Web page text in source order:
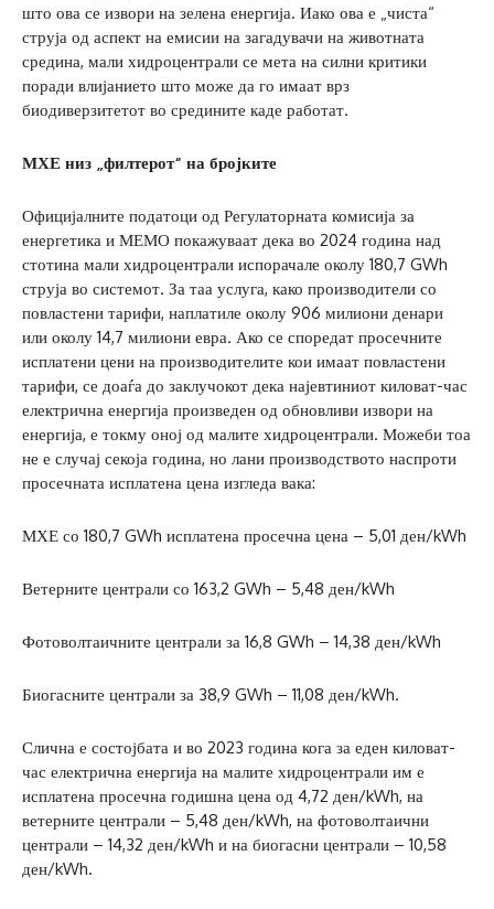
што ова се извори на зелена енергија. Иако ова е „чиста“
струја од аспект на емисии на загадувачи на животната
средина, мали хидроцентрали се мета на силни критики
поради влијанието што може да го имаат врз
биодиверзитетот во средините каде работат.
МХЕ низ „филтерот“ на бројките
Официјалните податоци од Регулаторната комисија за
енергетика и МЕМО покажуваат дека во 2024 година над
стотина мали хидроцентрали испорачале околу 180,7 GWh
струја во системот. За таа услуга, како производители со
повластени тарифи, наплатиле околу 906 милиони денари
или околу 14,7 милиони евра. Ако се споредат просечните
исплатени цени на производителите кои имаат повластени
тарифи, се доаѓа до заклучокот дека најевтиниот киловат-час
електрична енергија произведен од обновливи извори на
енергија, е токму оној од малите хидроцентрали. Можеби тоа
не е случај секоја година, но лани производството наспроти
просечната исплатена цена изгледа вака:
МХЕ со 180,7 GWh исплатена просечна цена – 5,01 ден/kWh
Ветерните централи со 163,2 GWh – 5,48 ден/kWh
Фотоволтаичните централи за 16,8 GWh – 14,38 ден/kWh
Биогасните централи за 38,9 GWh – 11,08 ден/kWh.
Слична е состојбата и во 2023 година кога за еден киловат-
час електрична енергија на малите хидроцентрали им е
исплатена просечна годишна цена од 4,72 ден/kWh, на
ветерните централи – 5,48 ден/kWh, на фотоволтаични
централи – 14,32 ден/kWh и на биогасни централи – 10,58
ден/kWh.